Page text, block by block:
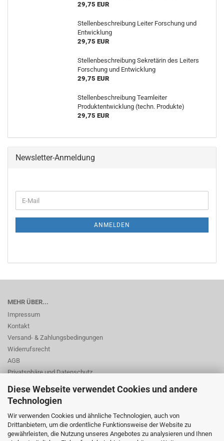
Diese Webseite verwendet Cookies und andere
Technologien
Wir verwenden Cookies und ähnliche Technologien, auch von
Drittanbietern, um die ordentliche Funktionsweise der Website zu
gewährleisten, die Nutzung unseres Angebotes zu analysieren und Ihnen
29,75 EUR
Stellenbeschreibung Leiter Forschung und
Entwicklung
29,75 EUR
Stellenbeschreibung Sekretärin des Leiters
Forschung und Entwicklung
29,75 EUR
Stellenbeschreibung Teamleiter
Produktentwicklung (techn. Produkte)
29,75 EUR
Newsletter-Anmeldung
ZUR
E-
Mail
ANMELDEN
MEHR ÜBER...
Impressum
Kontakt
Versand- & Zahlungsbedingungen
Widerrufsrecht
AGB
Privatsphäre und Datenschutz